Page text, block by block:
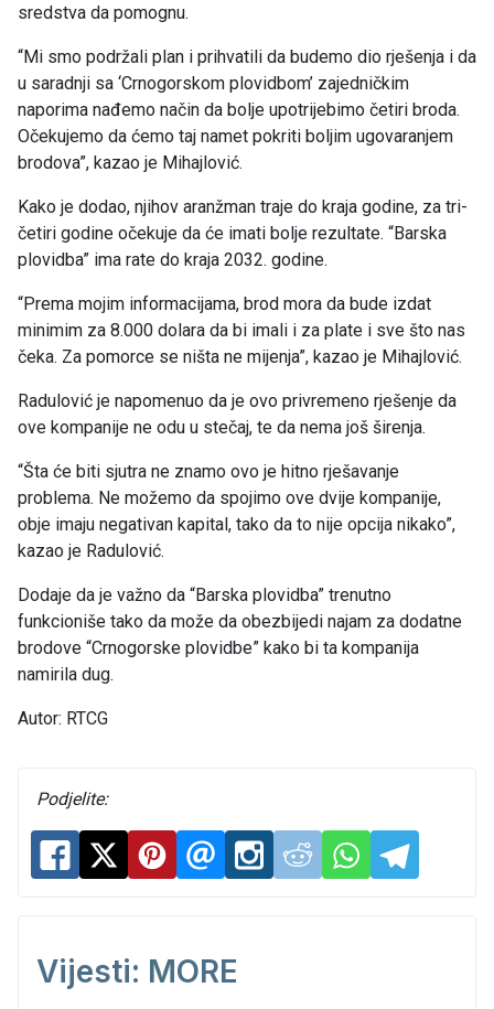
sredstva da pomognu.
“Mi smo podržali plan i prihvatili da budemo dio rješenja i da
u saradnji sa ‘Crnogorskom plovidbom’ zajedničkim
naporima nađemo način da bolje upotrijebimo četiri broda.
Očekujemo da ćemo taj namet pokriti boljim ugovaranjem
brodova”, kazao je Mihajlović.
Kako je dodao, njihov aranžman traje do kraja godine, za tri-
četiri godine očekuje da će imati bolje rezultate. “Barska
plovidba” ima rate do kraja 2032. godine.
“Prema mojim informacijama, brod mora da bude izdat
minimim za 8.000 dolara da bi imali i za plate i sve što nas
čeka. Za pomorce se ništa ne mijenja”, kazao je Mihajlović.
Radulović je napomenuo da je ovo privremeno rješenje da
ove kompanije ne odu u stečaj, te da nema još širenja.
“Šta će biti sjutra ne znamo ovo je hitno rješavanje
problema. Ne možemo da spojimo ove dvije kompanije,
obje imaju negativan kapital, tako da to nije opcija nikako”,
kazao je Radulović.
Dodaje da je važno da “Barska plovidba” trenutno
funkcioniše tako da može da obezbijedi najam za dodatne
brodove “Crnogorske plovidbe” kako bi ta kompanija
namirila dug.
Autor: RTCG
Podjelite:
Vijesti: MORE